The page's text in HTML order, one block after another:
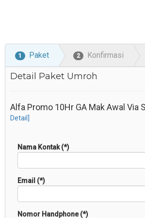
1 Paket 2 Konfirmasi
Detail Paket Umroh
Alfa Promo 10Hr GA Mak Awal Via
Detail]
Nama Kontak (*)
Email (*)
Nomor Handphone (*)